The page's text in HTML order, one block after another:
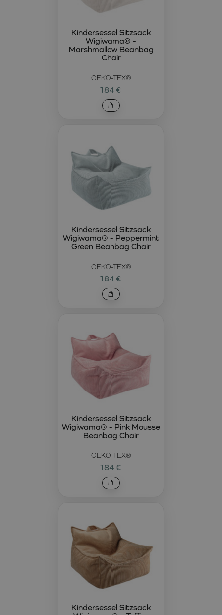
OEKO-TEX®
Kindersessel Sitzsack
Wigiwama® -
Marshmallow Beanbag
Chair
184 €
OEKO-TEX®
Kindersessel Sitzsack
Wigiwama® - Peppermint
Green Beanbag Chair
184 €
OEKO-TEX®
Kindersessel Sitzsack
Wigiwama® - Pink Mousse
Beanbag Chair
184 €
Kindersessel Sitzsack